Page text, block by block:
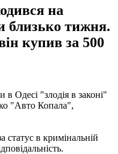
на
близько тижня.
купив за 500
в Одесі "злодія в законі"
"Авто Копала",
статус в кримінальній